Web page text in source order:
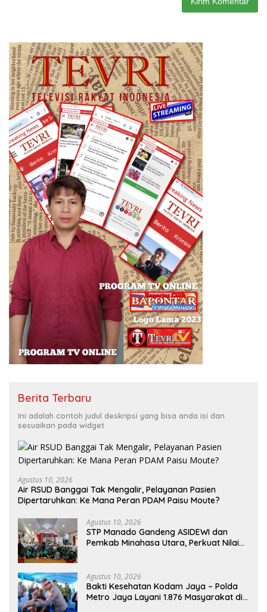
Berita Terbaru
Ini adalah contoh judul deskripsi yang bisa anda isi dan
sesuaikan pada widget
Agustus 10, 2026
Air RSUD Banggai Tak Mengalir, Pelayanan Pasien
Dipertaruhkan: Ke Mana Peran PDAM Paisu Moute?
Agustus 10, 2026
‎STP Manado Gandeng ASIDEWI dan
Pemkab Minahasa Utara, Perkuat Nilai
Agustus 10, 2026
Bakti Kesehatan Kodam Jaya – Polda
Metro Jaya Layani 1.876 Masyarakat di